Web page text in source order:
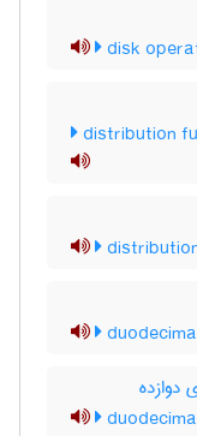
disk
distribution
دوازده